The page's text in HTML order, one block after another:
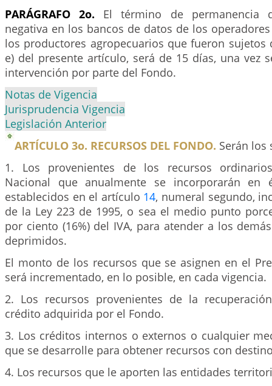
PARÁGRAFO 2o. El término de permanencia
negativa en los bancos de datos de los
los productores agropecuarios que fueron
e) del presente artículo, será de 15 días, una vez
intervención por parte del Fondo.
Notas de Vigencia
Jurisprudencia Vigencia
Legislación Anterior
ARTÍCULO 3o. RECURSOS DEL FONDO. Serán los
1. Los provenientes de los recursos
Nacional que anualmente se incorporarán en
establecidos en el artículo 14, numeral segundo,
de la Ley 223 de 1995, o sea el medio punto
por ciento (16%) del IVA, para atender a los
deprimidos.
El monto de los recursos que se asignen en el
será incrementado, en lo posible, en cada vigencia.
2. Los recursos provenientes de la
crédito adquirida por el Fondo.
3. Los créditos internos o externos o cualquier
que se desarrolle para obtener recursos con
4. Los recursos que le aporten las entidades